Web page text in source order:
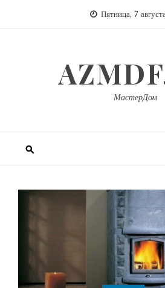
Пятница, 7
МастерДом